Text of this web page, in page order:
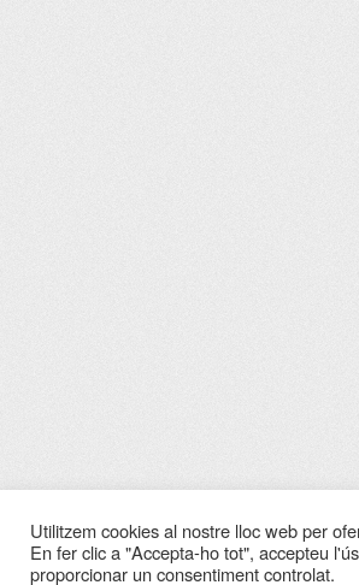
Utilitzem cookies al nostre lloc web per
En fer clic a "Accepta-ho tot", accepteu
proporcionar un consentiment controlat.